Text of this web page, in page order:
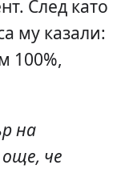
След като
му казали:
100%,
на
че